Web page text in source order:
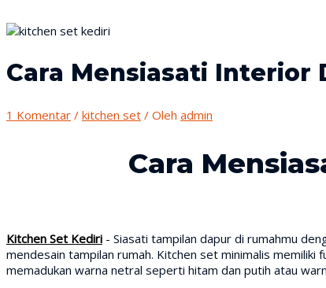
Cara Mensiasati Interior
1 Komentar / kitchen set / Oleh admin
Cara
Kitchen Set Kediri - Siasati tampilan dapur di rumahmu
mendesain tampilan rumah. Kitchen set minimalis
memadukan warna netral seperti hitam dan putih atau